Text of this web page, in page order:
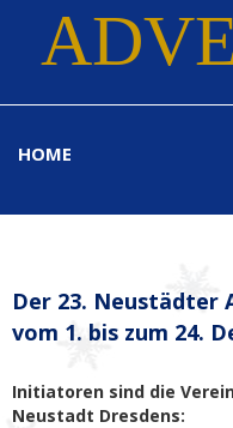
HOME
Der 23. Neustädter
vom 1. bis zum 24.
Initiatoren sind die
Neustadt Dresdens: